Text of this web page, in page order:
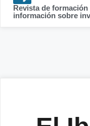
Revista de formación
información sobre